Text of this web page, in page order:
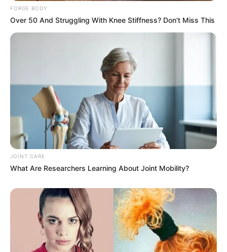
ให้หินนำโชค ให้นกนำทาง เช็กดวง
สิงหาคม 2569 โดย อ.นก กุลภัสสรณ์
ดูดวงรายเดือน
อ.รักษ์ เลขเด็ด ชวนเช็ก ดวงกรกฎาคม
2569 (ช่วงวันที่ 16 – 31 ก.ค. 69)
MThai เชื่อในสิ่งที่ทำ ทำในสิ่งที่เชื่อ
FORGE BODY
Over 50 And Struggling With Knee Stiffness? Don't Miss This
JOINT CARE
What Are Researchers Learning About Joint Mobility?